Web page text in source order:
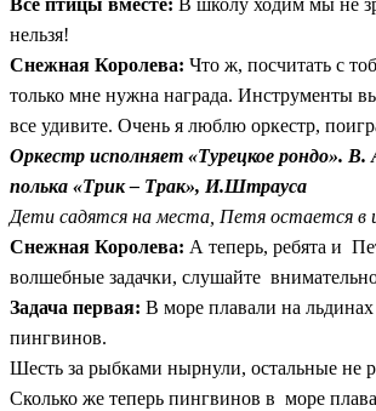
Все птицы вместе: В школу ходим мы не
нельзя!
Снежная Королева: Что ж, посчитать с
только мне нужна награда. Инструменты
все удивите. Очень я люблю оркестр,
Оркестр исполняет «Турецкое рондо».
полька «Трик – Трак», И.Штрауса
Дети садятся на места, Петя остается в
Снежная Королева: А теперь, ребята и
волшебные задачки, слушайте
Задача первая: В море плавали на льдинах
пингвинов.
Шесть за рыбками нырнули, остальные не
Сколько же теперь пингвинов в море